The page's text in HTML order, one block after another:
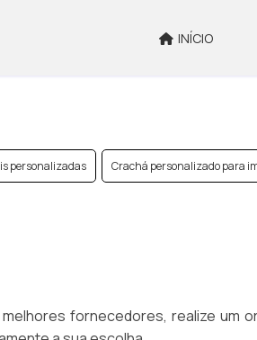
INÍCIO
personalizadas Crachá personalizado para
fornecedores, realize um